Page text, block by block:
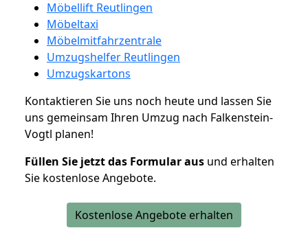
Möbellift Reutlingen
Möbeltaxi
Möbelmitfahrzentrale
Umzugshelfer Reutlingen
Umzugskartons
Kontaktieren Sie uns noch heute und lassen Sie
uns gemeinsam Ihren Umzug nach Falkenstein-
Vogtl planen!
Füllen Sie jetzt das Formular aus und erhalten
Sie kostenlose Angebote.
Kostenlose Angebote erhalten